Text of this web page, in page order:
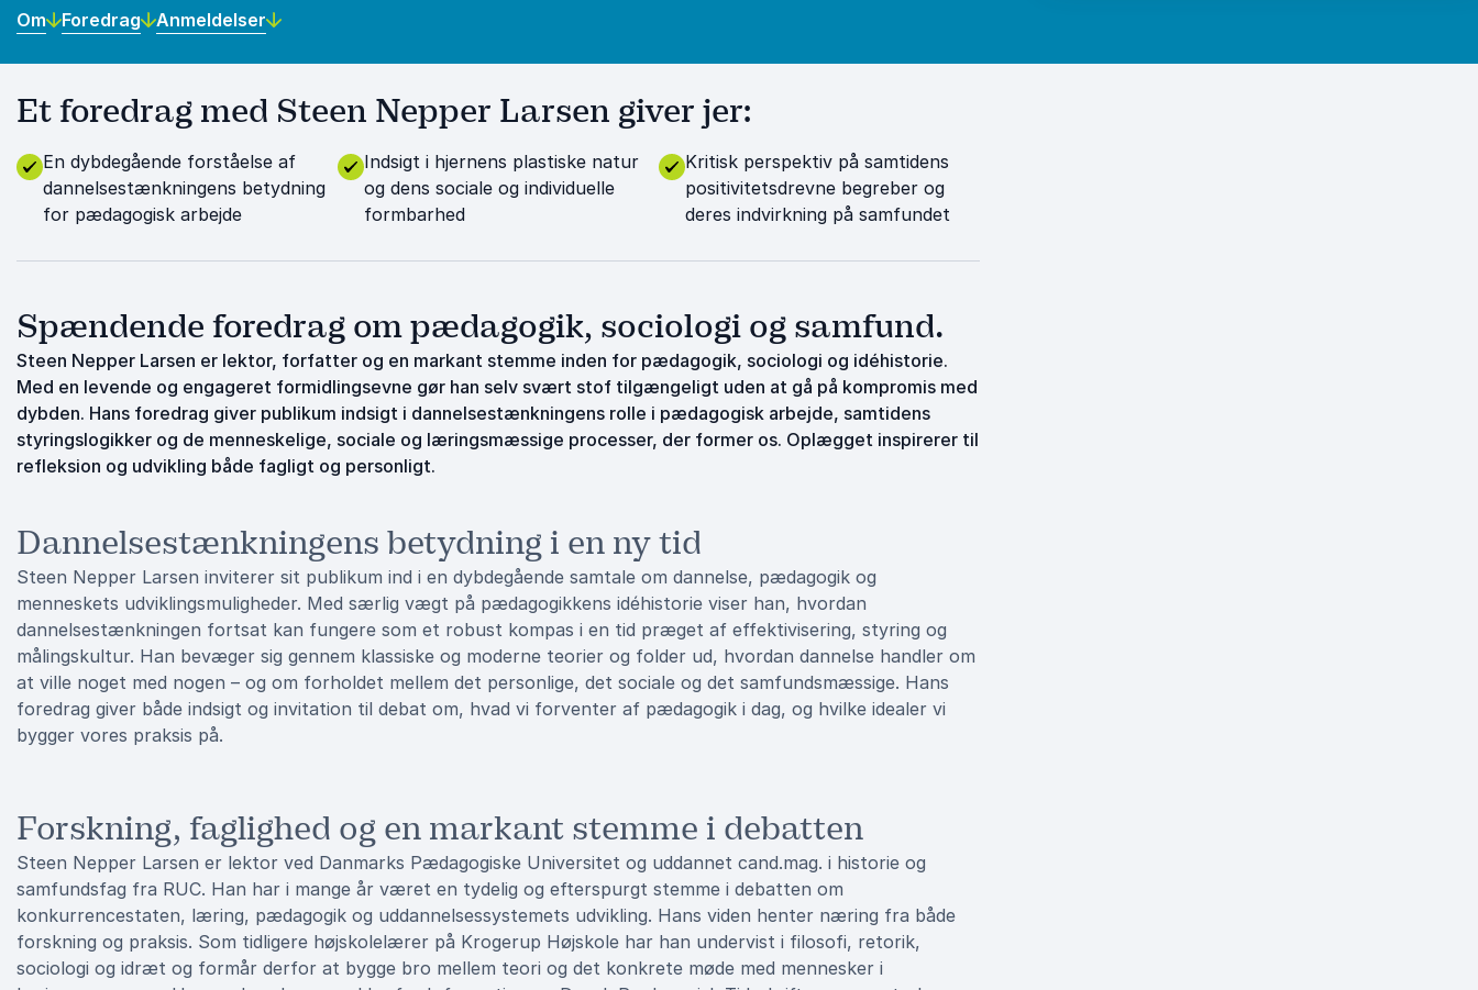
Om Foredrag Anmeldelser
Et foredrag med Steen Nepper Larsen giver jer:
En dybdegående forståelse af
dannelsestænkningens betydning
for pædagogisk arbejde
Indsigt i hjernens plastiske natur
og dens sociale og individuelle
formbarhed
Kritisk perspektiv på samtidens
positivitetsdrevne begreber og
deres indvirkning på samfundet
Spændende foredrag om pædagogik, sociologi og samfund.
Steen Nepper Larsen er lektor, forfatter og en markant stemme inden for pædagogik, sociologi og idéhistorie.
Med en levende og engageret formidlingsevne gør han selv svært stof tilgængeligt uden at gå på kompromis med
dybden. Hans foredrag giver publikum indsigt i dannelsestænkningens rolle i pædagogisk arbejde, samtidens
styringslogikker og de menneskelige, sociale og læringsmæssige processer, der former os. Oplægget inspirerer til
refleksion og udvikling både fagligt og personligt.
Dannelsestænkningens betydning i en ny tid
Steen Nepper Larsen inviterer sit publikum ind i en dybdegående samtale om dannelse, pædagogik og
menneskets udviklingsmuligheder. Med særlig vægt på pædagogikkens idéhistorie viser han, hvordan
dannelsestænkningen fortsat kan fungere som et robust kompas i en tid præget af effektivisering, styring og
målingskultur. Han bevæger sig gennem klassiske og moderne teorier og folder ud, hvordan dannelse handler om
at ville noget med nogen – og om forholdet mellem det personlige, det sociale og det samfundsmæssige. Hans
foredrag giver både indsigt og invitation til debat om, hvad vi forventer af pædagogik i dag, og hvilke idealer vi
bygger vores praksis på.
Forskning, faglighed og en markant stemme i debatten
Steen Nepper Larsen er lektor ved Danmarks Pædagogiske Universitet og uddannet cand.mag. i historie og
samfundsfag fra RUC. Han har i mange år været en tydelig og efterspurgt stemme i debatten om
konkurrencestaten, læring, pædagogik og uddannelsessystemets udvikling. Hans viden henter næring fra både
forskning og praksis. Som tidligere højskolelærer på Krogerup Højskole har han undervist i filosofi, retorik,
sociologi og idræt og formår derfor at bygge bro mellem teori og det konkrete møde med mennesker i